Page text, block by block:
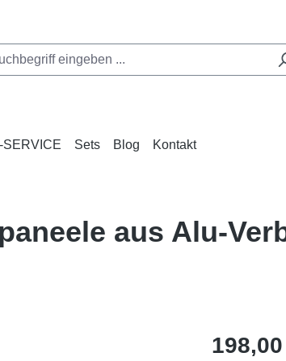
SERVICE Sets Blog Kontakt
aus Alu-
Regulärer